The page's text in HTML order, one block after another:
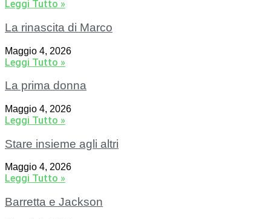
Leggi Tutto »
La rinascita di Marco
Maggio 4, 2026
Leggi Tutto »
La prima donna
Maggio 4, 2026
Leggi Tutto »
Stare insieme agli altri
Maggio 4, 2026
Leggi Tutto »
Barretta e Jackson